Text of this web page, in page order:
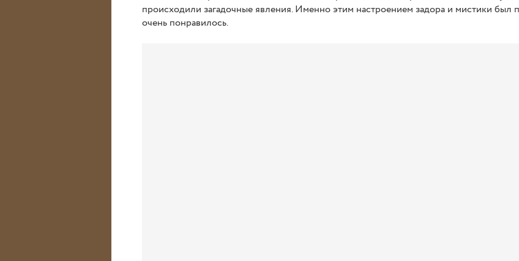
происходили загадочные явления. Именно этим настроением задора и мистики был
очень понравилось.